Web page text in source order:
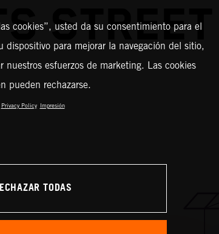
STREET
cookies”, usted da su consentimiento para el
dispositivo para mejorar la navegación del sitio,
nuestros esfuerzos de marketing. Las cookies
pueden rechazarse.
Privacy Policy Impresión
TODAS